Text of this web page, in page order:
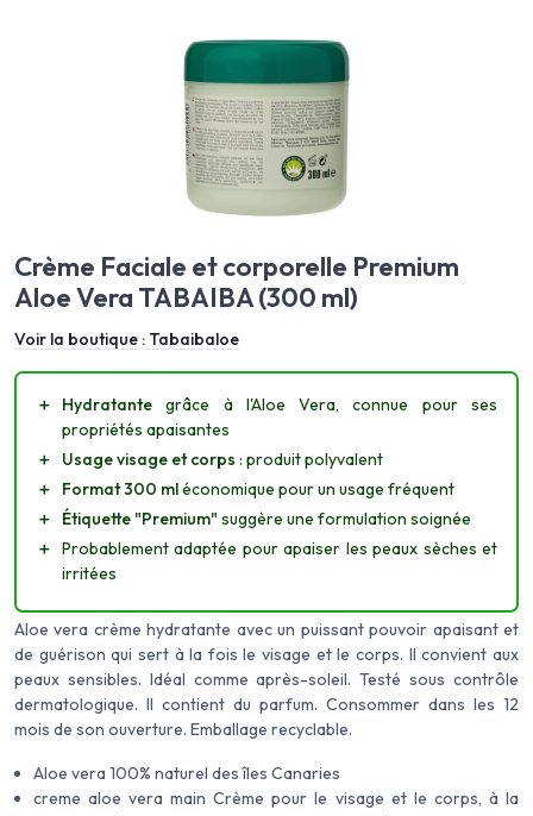
Crème Faciale et corporelle Premium
Aloe Vera TABAIBA (300 ml)
Voir la boutique : Tabaibaloe
＋ Hydratante grâce à l'Aloe Vera, connue pour ses
propriétés apaisantes
＋
Usage visage et corps : produit polyvalent
＋
Format 300 mléconomique pour un usage fréquent
＋
Étiquette "Premium" suggère une formulation soignée
＋ Probablement adaptée pour apaiser les peaux sèches et
irritées
Aloe vera crème hydratante avec un puissant pouvoir apaisant et
de guérison qui sert à la fois le visage et le corps. Il convient aux
peaux sensibles. Idéal comme après-soleil. Testé sous contrôle
dermatologique. Il contient du parfum. Consommer dans les 12
mois de son ouverture. Emballage recyclable.
Aloe vera 100% naturel des îles Canaries
creme aloe vera main Crème pour le visage et le corps, à la